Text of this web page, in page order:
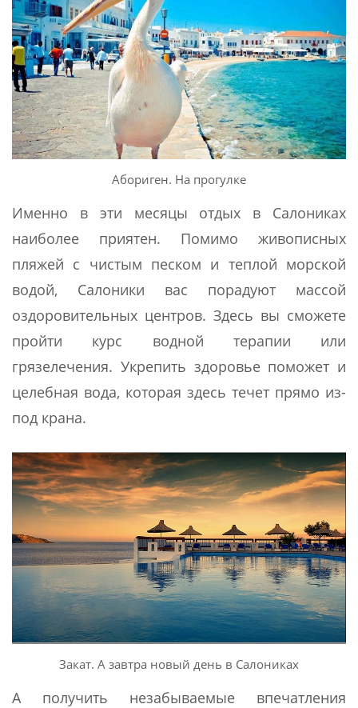
Абориген. На прогулке
Именно в эти месяцы отдых в Салониках
наиболее приятен. Помимо живописных
пляжей с чистым песком и теплой морской
водой, Салоники вас порадуют массой
оздоровительных центров. Здесь вы сможете
пройти курс водной терапии или
грязелечения. Укрепить здоровье поможет и
целебная вода, которая здесь течет прямо из-
под крана.
Закат. А завтра новый день в Салониках
А получить незабываемые впечатления